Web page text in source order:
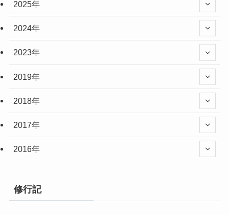
2025年
2024年
2023年
2019年
2018年
2017年
2016年
修行記